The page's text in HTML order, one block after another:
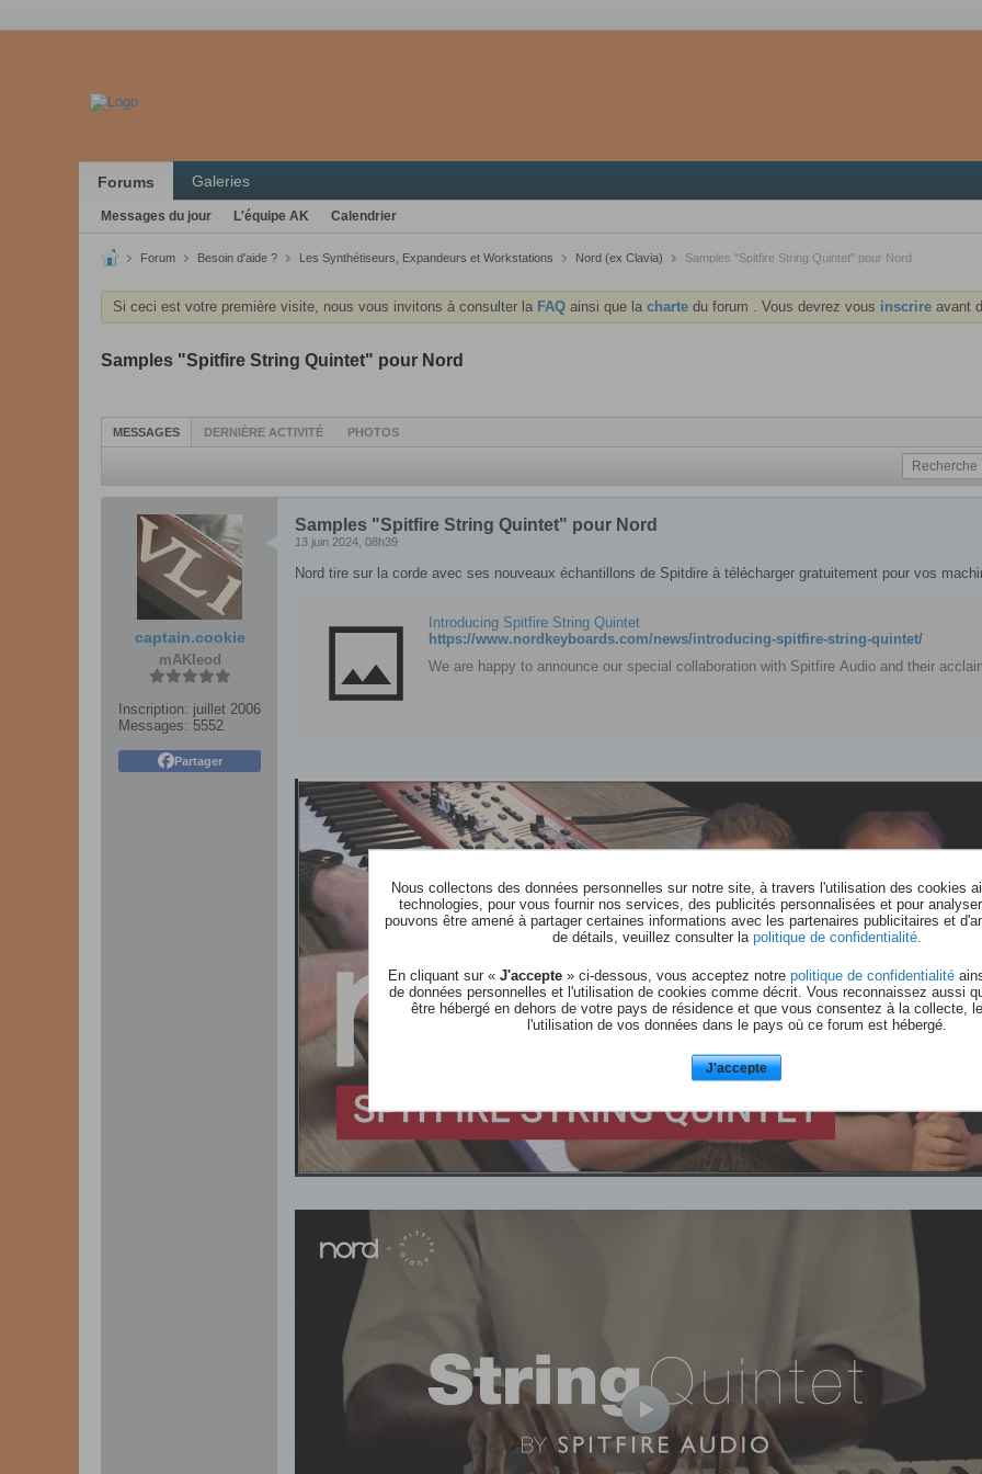
Forums Galeries
Messages du jour L'équipe AK Calendrier
Forum Besoin d'aide ? Les Synthétiseurs, Expandeurs et Workstations Nord (ex Clavia) Samples "Spitfire String Quintet" pour Nord
Si ceci est votre première visite, nous vous invitons à consulter la FAQ ainsi que la charte du forum . Vous devrez vous inscrire avant
Samples "Spitfire String Quintet" pour Nord
MESSAGES DERNIÈRE ACTIVITÉ PHOTOS
captain.cookie
mAKleod
Inscription: juillet 2006
Messages: 5552
Partager
Samples "Spitfire String Quintet" pour Nord
13 juin 2024, 08h39
Nord tire sur la corde avec ses nouveaux échantillons de Spitdire à télécharger gratuitement pour vos
Introducing Spitfire String Quintet
https://www.nordkeyboards.com/news/introducing-spitfire-string-quintet/
We are happy to announce our special collaboration with Spitfire Audio and their
Nous collectons des données personnelles sur notre site, à travers l'utilisation des cookies
technologies, pour vous fournir nos services, des publicités personnalisées et pour
pouvons être amené à partager certaines informations avec les partenaires publicitaires et
de détails, veuillez consulter la politique de confidentialité.
En cliquant sur « J'accepte » ci-dessous, vous acceptez notre politique de confidentialité
de données personnelles et l'utilisation de cookies comme décrit. Vous reconnaissez aussi
être hébergé en dehors de votre pays de résidence et que vous consentez à la collecte,
l'utilisation de vos données dans le pays où ce forum est hébergé.
J'accepte